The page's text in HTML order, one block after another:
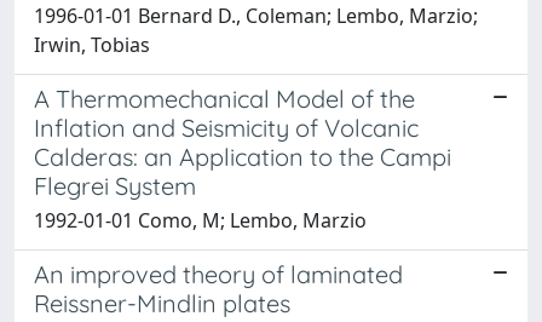
1996-01-01 Bernard D., Coleman; Lembo, Marzio;
Irwin, Tobias
A Thermomechanical Model of the
Inflation and Seismicity of Volcanic
Calderas: an Application to the Campi
Flegrei System
1992-01-01 Como, M; Lembo, Marzio
An improved theory of laminated
Reissner-Mindlin plates